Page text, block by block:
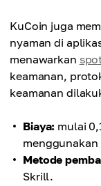
KuCoin juga
nyaman di
menawarkan
keamanan,
keamanan
Biaya: mulai
Metode
Skrill.